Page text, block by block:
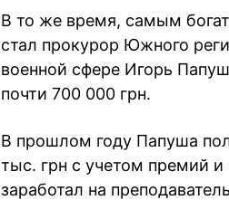
В то же время, самым
стал прокурор Южного
военной сфере Игорь
почти 700 000 грн.
В прошлом году Папуша
тыс. грн с учетом премий и
заработал на